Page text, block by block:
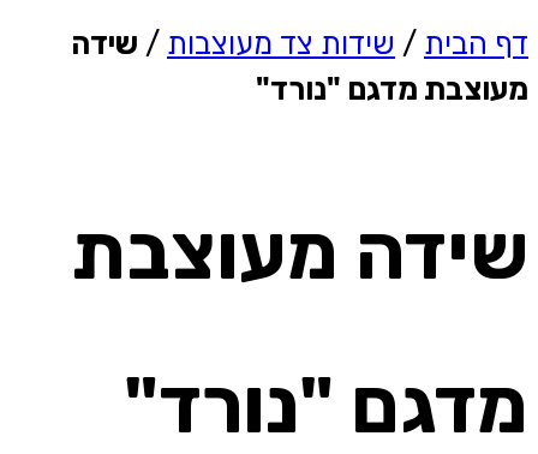
דף הבית / שידות צד מעוצבות / שידה
מעוצבת מדגם "נורד"
שידה מעוצבת
מדגם "נורד"